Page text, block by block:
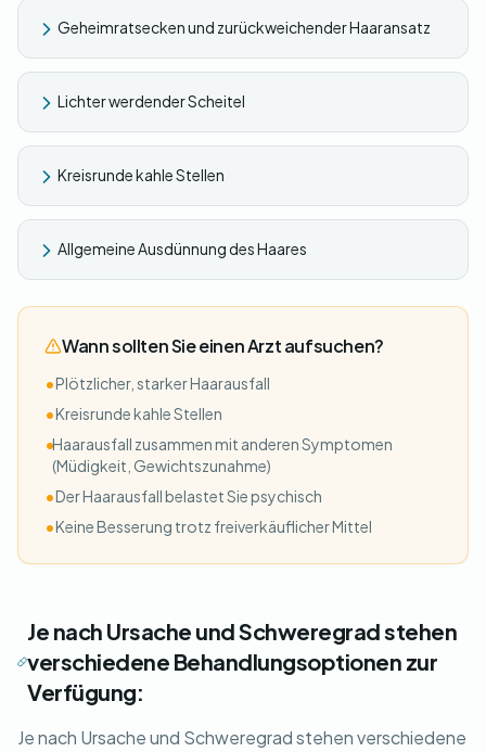
Geheimratsecken und zurückweichender Haaransatz
Lichter werdender Scheitel
Kreisrunde kahle Stellen
Allgemeine Ausdünnung des Haares
Wann sollten Sie einen Arzt aufsuchen?
•Plötzlicher, starker Haarausfall
•Kreisrunde kahle Stellen
•Haarausfall zusammen mit anderen Symptomen
(Müdigkeit, Gewichtszunahme)
•Der Haarausfall belastet Sie psychisch
•Keine Besserung trotz freiverkäuflicher Mittel
Je nach Ursache und Schweregrad stehen
verschiedene Behandlungsoptionen zur
Verfügung:
Je nach Ursache und Schweregrad stehen verschiedene